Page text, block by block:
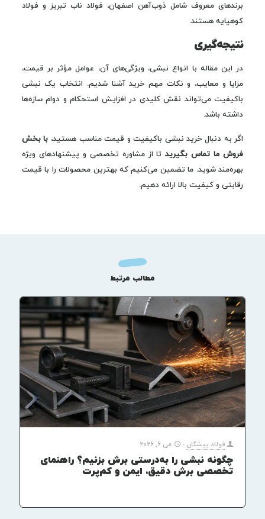
برندهای معروف شامل ذوب‌آهن اصفهان، فولاد ناب تبریز و فولاد
کوهپایه هستند.
نتیجه‌گیری
در این مقاله با انواع نبشی، ویژگی‌های آن، عوامل مؤثر بر قیمت،
مزایا و معایب، و نکات مهم خرید آشنا شدیم. انتخاب یک نبشی
باکیفیت می‌تواند نقش کلیدی در افزایش استحکام و دوام سازه‌ها
داشته باشد.
اگر به دنبال خرید نبشی باکیفیت و قیمت مناسب هستید، با بخش
فروش ما تماس بگیریدتا از مشاوره تخصصی و پیشنهادهای ویژه
بهره‌مند شوید. ما تضمین می‌کنیم که بهترین محصولات را با قیمت
رقابتی و کیفیت بالا ارائه دهیم.
مطالب مرتبط
فولاد پیشگان - می 6, 2026
چگونه نبشی را به‌درستی برش بزنیم؟ راهنمای
تخصصی برش دقیق، ایمن و کم‌پرت